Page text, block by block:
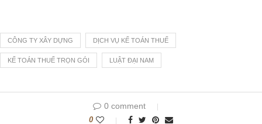
CÔNG TY XÂY DỰNG DỊCH VỤ KẾ TOÁN THUẾ
KẾ TOÁN THUẾ TRỌN GÓI LUẬT ĐẠI NAM
0 comment
0